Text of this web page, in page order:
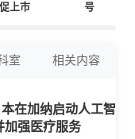
上市
号
室 相关内容
在加纳启动人工智
加强医疗服务